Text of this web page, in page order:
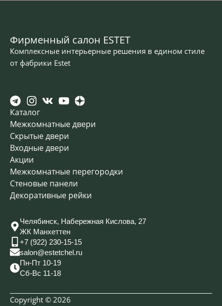
Фирменный салон ESTET
Комплексные интерьерные решения в едином стиле
от фабрики Estet
Каталог
Межкомнатные двери
Скрытые двери
Входные двери
Акции
Межкомнатные перегородки
Стеновые панели
Декоративные рейки
Челябинск, Набережная Кислова, 27
ЖК Манхеттен
+7 (922) 230-15-15
salon@estetchel.ru
Пн-Пт 10-19
Сб-Вс 11-18
Copyright © 2026